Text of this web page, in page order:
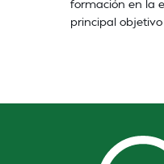
formación en la
principal